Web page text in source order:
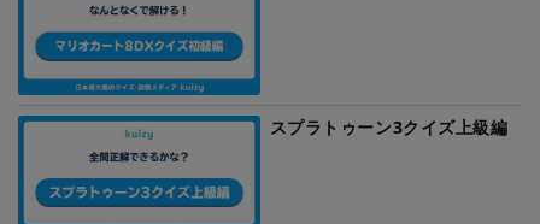
スプラトゥーン3クイズ上級編